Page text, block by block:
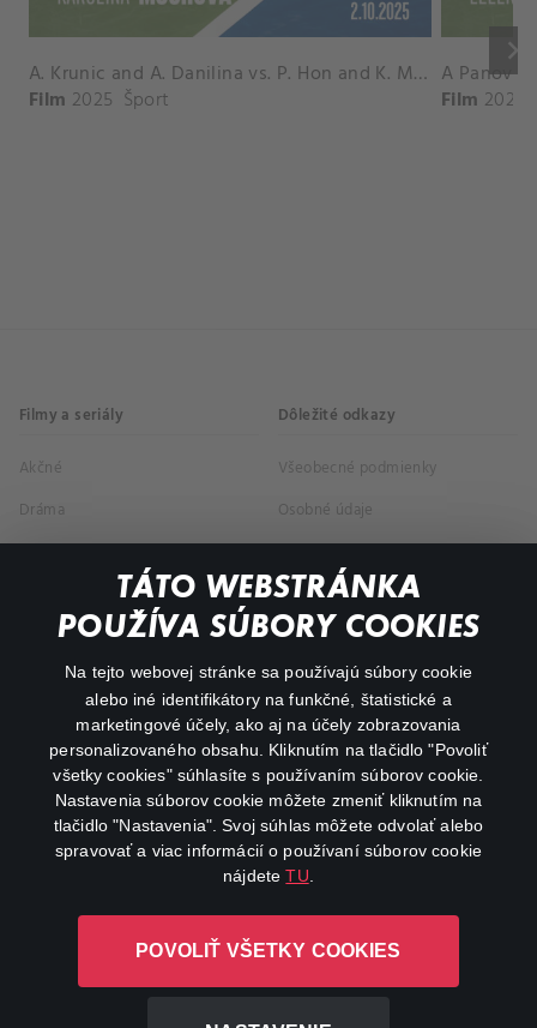
TÁTO WEBSTRÁNKA
POUŽÍVA SÚBORY COOKIES
Na tejto webovej stránke sa používajú súbory cookie
alebo iné identifikátory na funkčné, štatistické a
marketingové účely, ako aj na účely zobrazovania
personalizovaného obsahu. Kliknutím na tlačidlo "Povoliť
všetky cookies" súhlasíte s používaním súborov cookie.
Nastavenia súborov cookie môžete zmeniť kliknutím na
tlačidlo "Nastavenia". Svoj súhlas môžete odvolať alebo
spravovať a viac informácií o používaní súborov cookie
nájdeteTU
POVOLIŤ VŠETKY COOKIES
keyboard_arrow_right
A. Krunic and A. Danilina vs. P. Hon and K. Muchova Match Highlights - BEIJING_Capital Group Diamond ( October 02, 2025)
Film 2025 Šport Film 2026
Filmy a seriály
Akčné
Dráma
Dôležité odkazy
Všeobecné podmienky
Osobné údaje
O aplikácii Canal+
Canal+ Luxembourg S. à r.l. so sídlom Rue Albert Borschette 4,